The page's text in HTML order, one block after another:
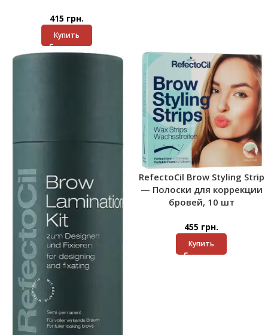
415 грн.
Купить
RefectoCil Brow Styling Strip
— Полоски для коррекции
бровей, 10 шт
455 грн.
Купить